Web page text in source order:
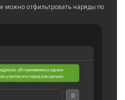
можно отфильтровать наряды по